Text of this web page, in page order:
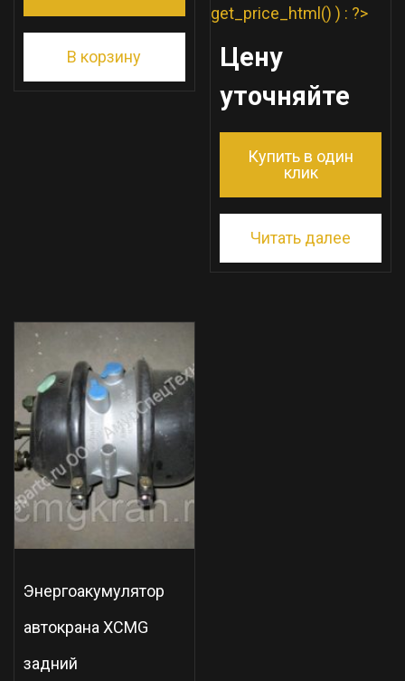
В корзину
get_price_html() ) : ?>
Цену
уточняйте
Купить в один
клик
Читать далее
Энергоакумулятор
автокрана XCMG
задний